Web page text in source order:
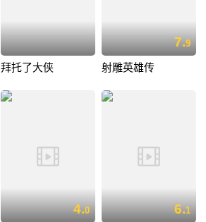
拜托了大侠
7.9
射雕英雄传
4.0 6.1